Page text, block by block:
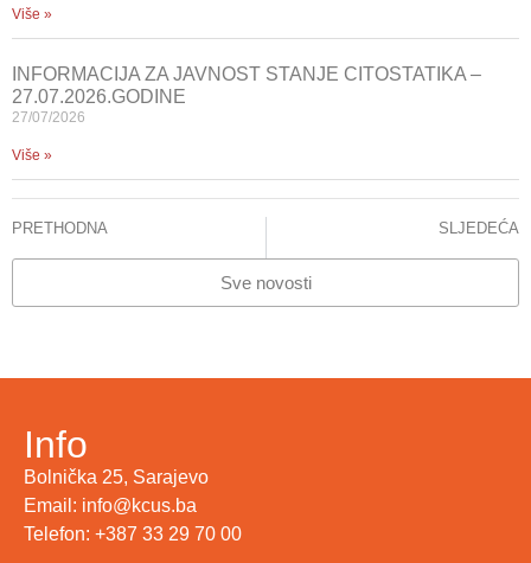
Više »
INFORMACIJA ZA JAVNOST STANJE CITOSTATIKA –
27.07.2026.GODINE
27/07/2026
Više »
PRETHODNA SLJEDEĆA
Sve novosti
Info
Bolnička 25, Sarajevo
Email: info@kcus.ba
Telefon: +387 33 29 70 00